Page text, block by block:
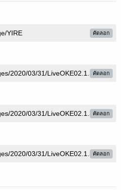
คัดลอก
คัดลอก
คัดลอก
คัดลอก